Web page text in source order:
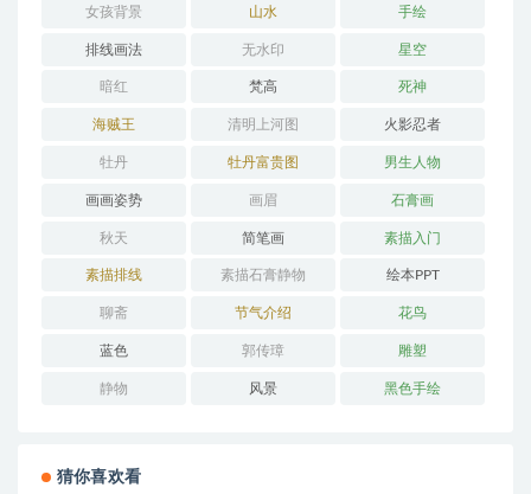
女孩背景 山水 手绘
排线画法 无水印 星空
暗红 梵高 死神
海贼王 清明上河图 火影忍者
牡丹 牡丹富贵图 男生人物
画画姿势 画眉 石膏画
秋天 简笔画 素描入门
素描排线 素描石膏静物 绘本PPT
聊斋 节气介绍 花鸟
蓝色 郭传璋 雕塑
静物 风景 黑色手绘
猜你喜欢看